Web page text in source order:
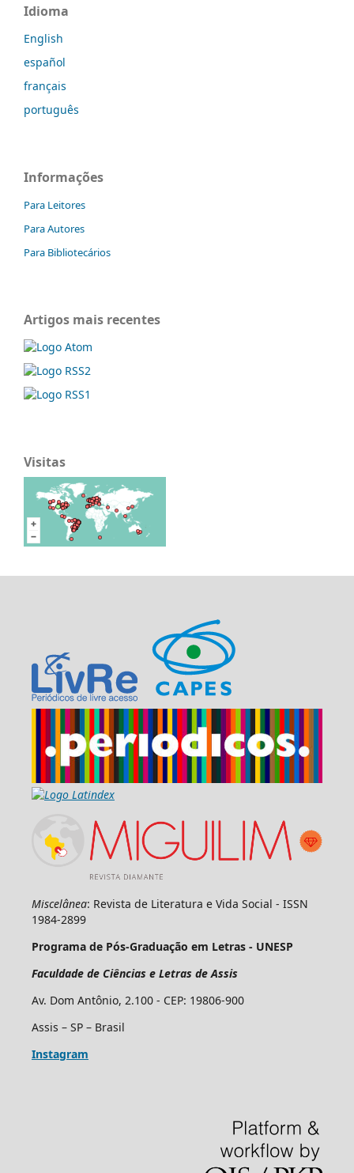
Idioma
English
español
français
português
Informações
Para Leitores
Para Autores
Para Bibliotecários
Artigos mais recentes
Visitas
Miscelânea: Revista de Literatura e Vida Social - ISSN
1984-2899
Programa de Pós-Graduação em Letras - UNESP
Faculdade de Ciências e Letras de Assis
Av. Dom Antônio, 2.100 - CEP: 19806-900
Assis – SP – Brasil
Instagram